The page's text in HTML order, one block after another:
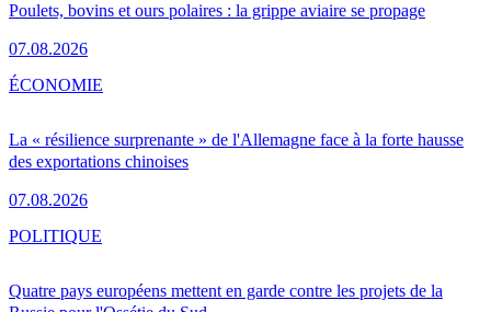
Poulets, bovins et ours polaires : la grippe aviaire se propage
07.08.2026
La « résilience surprenante » de l'Allemagne face à la forte hausse
des exportations chinoises
07.08.2026
ÉCONOMIE
Quatre pays européens mettent en garde contre les projets de la
POLITIQUE